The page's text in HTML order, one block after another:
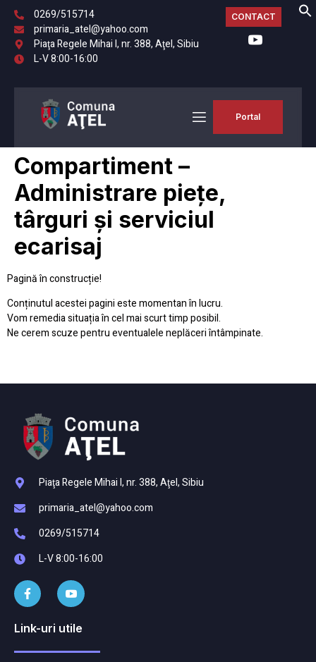
0269/515714
primaria_atel@yahoo.com
Piaţa Regele Mihai I, nr. 388, Aţel, Sibiu
L-V 8:00-16:00
CONTACT
Portal
Compartiment –
Administrare piețe,
târguri și serviciul
ecarisaj
Pagină în construcție!
Conținutul acestei pagini este momentan în lucru.
Vom remedia situația în cel mai scurt timp posibil.
Ne cerem scuze pentru eventualele neplăceri întâmpinate.
Piaţa Regele Mihai I, nr. 388, Aţel, Sibiu
primaria_atel@yahoo.com
0269/515714
L-V 8:00-16:00
Link-uri utile